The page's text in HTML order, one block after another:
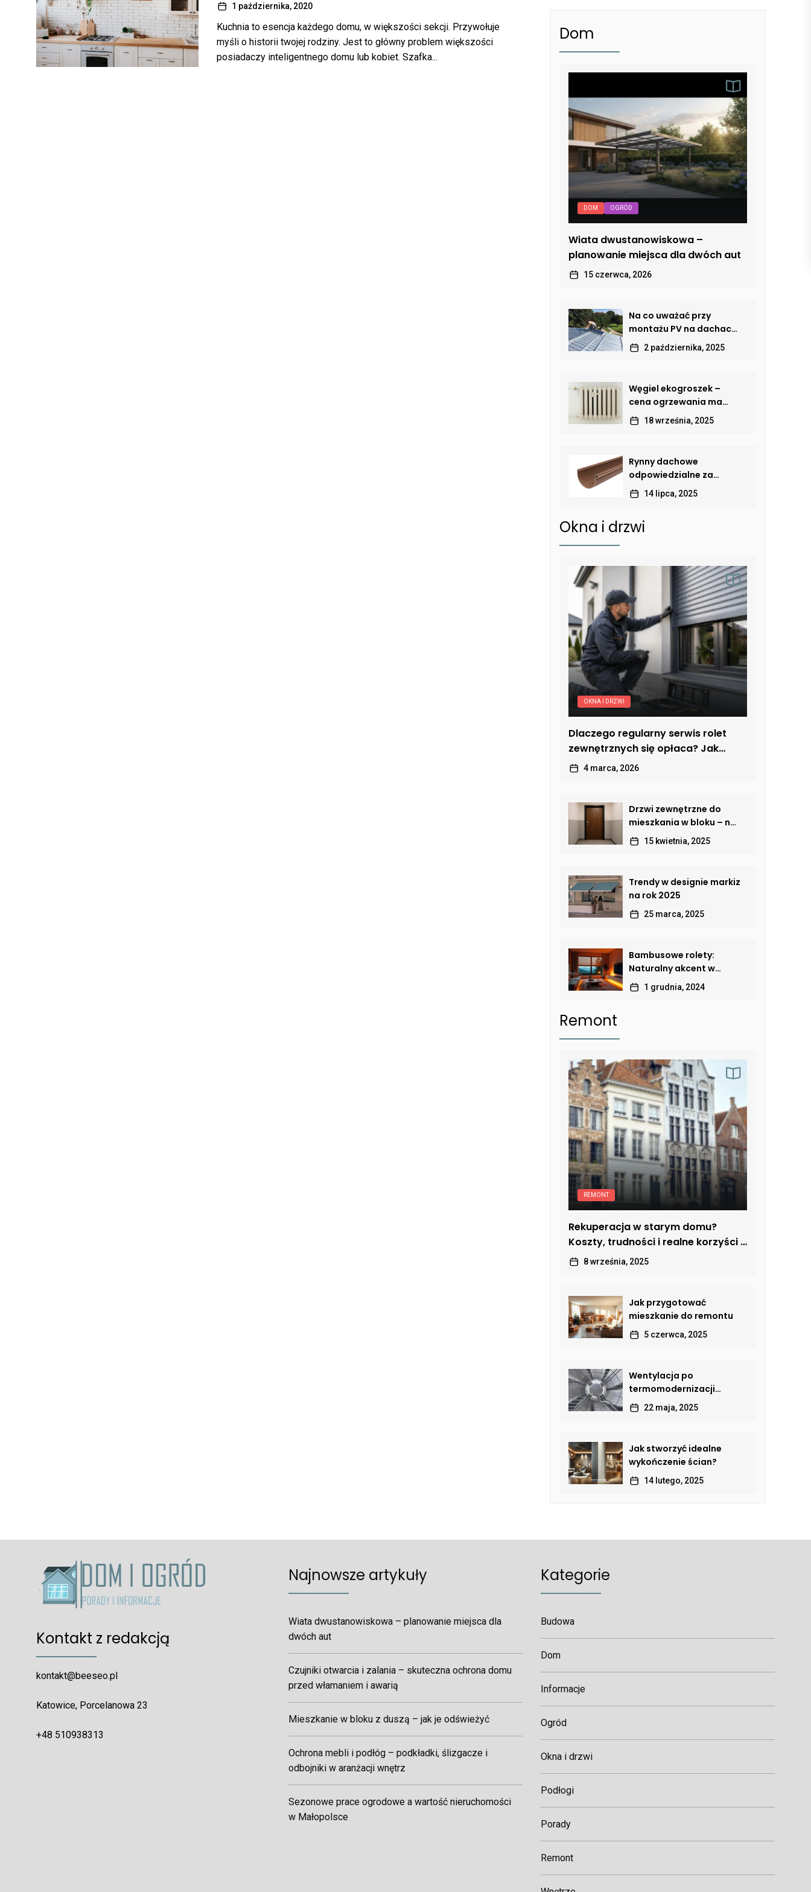
1 października, 2020
Kuchnia to esencja każdego domu, w większości sekcji. Przywołuje
myśli o historii twojej rodziny. Jest to główny problem większości
posiadaczy inteligentnego domu lub kobiet. Szafka...
Dom
DOM OGRÓD
Wiata dwustanowiskowa –
planowanie miejsca dla dwóch aut
15 czerwca, 2026
Na co uważać przy
montażu PV na dachach
skośnych? Poradnik dla
właścicieli domów
2 października, 2025
Węgiel ekogroszek –
cena ogrzewania ma
znaczenie
18 września, 2025
Rynny dachowe
odpowiedzialne za
odprowadzanie wody
deszczowej
14 lipca, 2025
Okna i drzwi
OKNA I DRZWI
Dlaczego regularny serwis rolet
zewnętrznych się opłaca? Jak
uniknąć kosztownych usterek
4 marca, 2026
Drzwi zewnętrzne do
mieszkania w bloku – na
co zwrócić uwagę, by
połączyć
estetykę i komfort?
15 kwietnia, 2025
Trendy w designie markiz
na rok 2025
25 marca, 2025
Bambusowe rolety:
Naturalny akcent w
nowoczesnym wnętrzu
1 grudnia, 2024
Remont
REMONT
Rekuperacja w starym domu?
Koszty, trudności i realne korzyści z
modernizacji
8 września, 2025
Jak przygotować
mieszkanie do remontu
5 czerwca, 2025
Wentylacja po
termomodernizacji
budynku – jak przywrócić
sprawną wymianę
22 maja, 2025
Jak stworzyć idealne
wykończenie ścian?
14 lutego, 2025
Kontakt z redakcją
kontakt@beeseo.pl
Katowice, Porcelanowa 23
+48 510938313
Najnowsze artykuły
Wiata dwustanowiskowa – planowanie miejsca dla
dwóch aut
Czujniki otwarcia i zalania – skuteczna ochrona domu
przed włamaniem i awarią
Mieszkanie w bloku z duszą – jak je odświeżyć
Ochrona mebli i podłóg – podkładki, ślizgacze i
odbojniki w aranżacji wnętrz
Sezonowe prace ogrodowe a wartość nieruchomości
w Małopolsce
Kategorie
Budowa
Dom
Informacje
Ogród
Okna i drzwi
Podłogi
Porady
Remont